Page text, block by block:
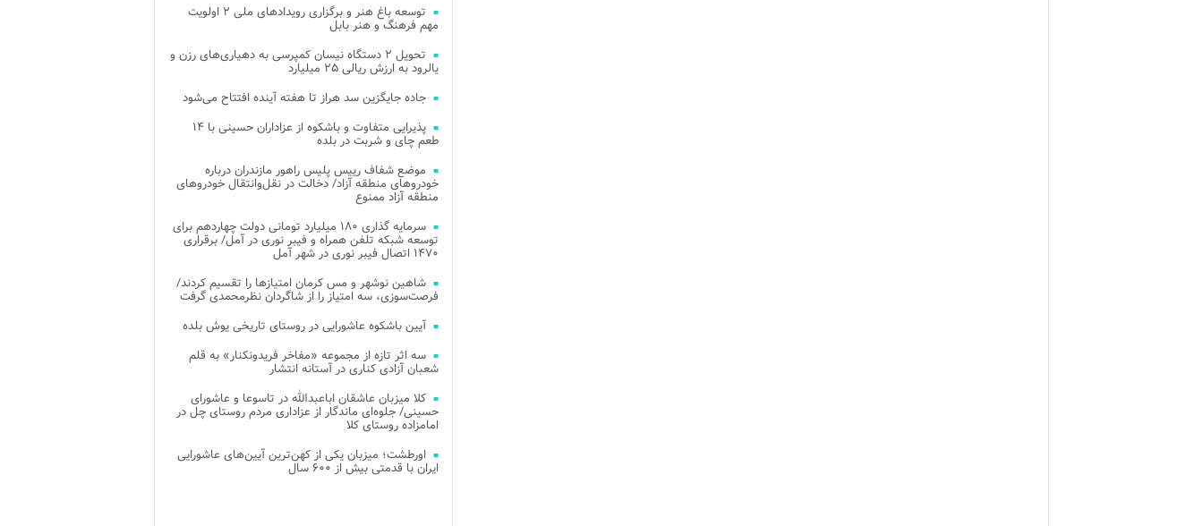
توسعه باغ هنر و برگزاری رویدادهای ملی ۲ اولویت
مهم فرهنگ و هنر بابل
تحویل ۲ دستگاه نیسان کمپرسی به دهیاری‌های رزن و
یالرود به ارزش ریالی ۲۵ میلیارد
جاده جایگزین سد هراز تا هفته آینده افتتاح می‌شود
پذیرایی متفاوت و باشکوه از عزاداران حسینی با ۱۴
طعم چای و شربت در بلده
موضع شفاف رییس پلیس راهور مازندران درباره
خودروهای منطقه آزاد/ دخالت در نقل‌وانتقال خودروهای
منطقه آزاد ممنوع
سرمایه گذاری ۱۸۰ میلیارد تومانی دولت چهاردهم برای
توسعه شبکه تلفن همراه و فیبر نوری در آمل/ برقراری
۱۴۷۰ اتصال فیبر نوری در شهر آمل
شاهین نوشهر و مس کرمان امتیازها را تقسیم کردند/
فرصت‌سوزی، سه امتیاز را از شاگردان نظرمحمدی گرفت
آیین باشکوه عاشورایی در روستای تاریخی یوش بلده
سه اثر تازه از مجموعه «مفاخر فریدونکنار» به قلم
شعبان آزادی کناری در آستانه انتشار
کلا میزبان عاشقان اباعبدالله در تاسوعا و عاشورای
حسینی/ جلوه‌ای ماندگار از عزاداری مردم روستای چل در
امامزاده روستای کلا
اورطشت؛ میزبان یکی از کهن‌ترین آیین‌های عاشورایی
ایران با قدمتی بیش از ۶۰۰ سال